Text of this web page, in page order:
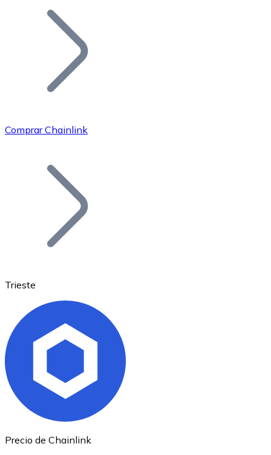
Añade tu proyecto a nuestro ecosistema.
Bitcoin
Ethereum
Comprar Chainlink
Trieste
Precio de Chainlink